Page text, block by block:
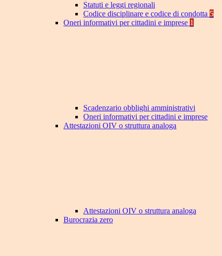
Statuti e leggi regionali
Codice disciplinare e codice di condotta 5
Oneri informativi per cittadini e imprese 1
Scadenzario obblighi amministrativi
Oneri informativi per cittadini e imprese
Attestazioni OIV o struttura analoga
Attestazioni OIV o struttura analoga
Burocrazia zero